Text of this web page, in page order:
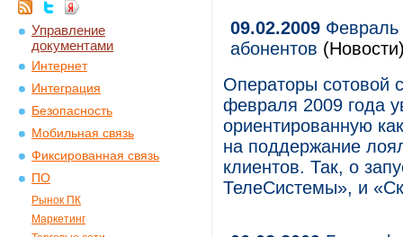
Управление
документами
Интернет
Интеграция
Безопасность
Мобильная связь
Фиксированная связь
ПО
Рынок ПК
Маркетинг
09.02.2009 Февраль
абонентов
Операторы сотовой
февраля 2009 года
ориентированную
на поддержание
клиентов. Так, о
ТелеСистемы», и